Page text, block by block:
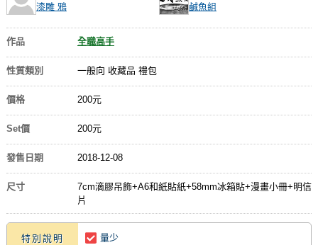
漆雕 鴉 鹹魚組
作品 全職高手
性質類別 一般向 收藏品 禮包
價格 200元
Set價 200元
發售日期 2018-12-08
尺寸
7cm滴膠吊飾+A6和紙貼紙+58mm冰箱貼+漫畫小冊+明信
片
特別說明 量少